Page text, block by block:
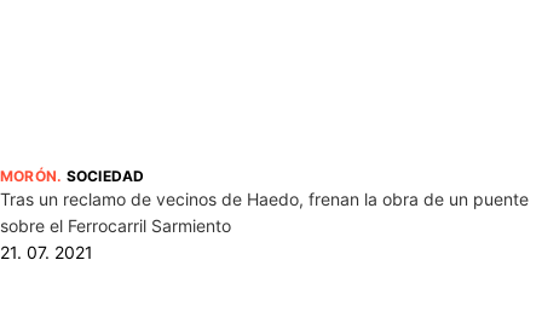
MORÓN. SOCIEDAD
Tras un reclamo de vecinos de Haedo, frenan la obra de un puente
sobre el Ferrocarril Sarmiento
21. 07. 2021